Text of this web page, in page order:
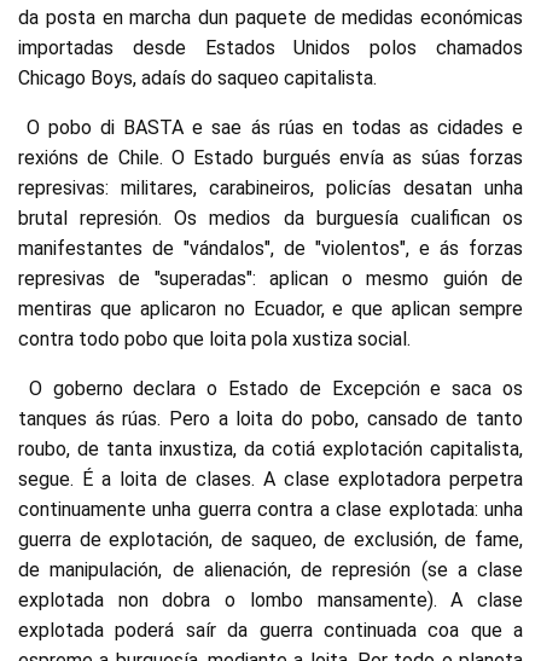
da posta en marcha dun paquete de medidas económicas
importadas desde Estados Unidos polos chamados
Chicago Boys, adaís do saqueo capitalista.
O pobo di BASTA e sae ás rúas en todas as cidades e
rexións de Chile. O Estado burgués envía as súas forzas
represivas: militares, carabineiros, policías desatan unha
brutal represión. Os medios da burguesía cualifican os
manifestantes de "vándalos", de "violentos", e ás forzas
represivas de "superadas": aplican o mesmo guión de
mentiras que aplicaron no Ecuador, e que aplican sempre
contra todo pobo que loita pola xustiza social.
O goberno declara o Estado de Excepción e saca os
tanques ás rúas. Pero a loita do pobo, cansado de tanto
roubo, de tanta inxustiza, da cotiá explotación capitalista,
segue. É a loita de clases. A clase explotadora perpetra
continuamente unha guerra contra a clase explotada: unha
guerra de explotación, de saqueo, de exclusión, de fame,
de manipulación, de alienación, de represión (se a clase
explotada non dobra o lombo mansamente). A clase
explotada poderá saír da guerra continuada coa que a